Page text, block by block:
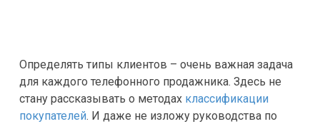
Определять типы клиентов – очень важная задача
для каждого телефонного продажника. Здесь не
стану рассказывать о методах классификации
покупателей. И даже не изложу руководства по